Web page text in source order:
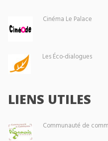
Cinéma Le Palace
Les Éco-dialogues
LIENS UTILES
Communauté de